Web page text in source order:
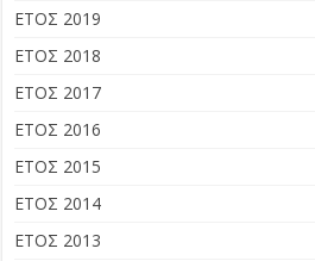
ΕΤΟΣ 2019
ΕΤΟΣ 2018
ΕΤΟΣ 2017
ΕΤΟΣ 2016
ΕΤΟΣ 2015
ΕΤΟΣ 2014
ΕΤΟΣ 2013